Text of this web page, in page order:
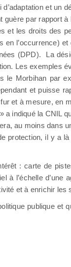
et un
par rapport
et les droits des
l’occurrence) et
(DPD). La
Les exemples
le Morbihan par
et puisse
et à mesure, en
a indiqué la CNIL
au moins dans
protection, il y a
: carte de
à l’échelle d’une
et à enrichir les
publique et